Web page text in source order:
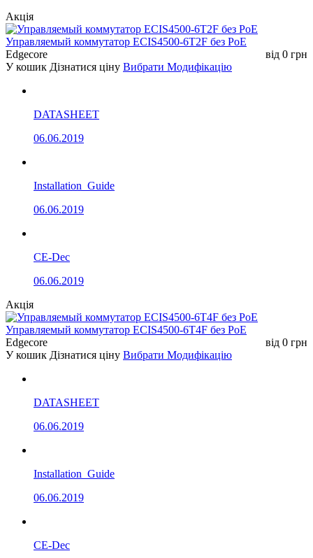
Акція
Управляемый коммутатор ECIS4500-6T2F без РоЕ
Edgecore
від 0 грн
У кошик Дізнатися ціну Вибрати Модифікацію
DATASHEET
06.06.2019
Installation_Guide
06.06.2019
CE-Dec
06.06.2019
Акція
Управляемый коммутатор ECIS4500-6T4F без РоЕ
Edgecore
від 0 грн
У кошик Дізнатися ціну Вибрати Модифікацію
DATASHEET
06.06.2019
Installation_Guide
06.06.2019
CE-Dec